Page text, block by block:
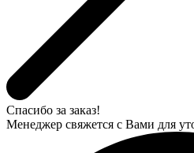
Спасибо за заказ!
Менеджер свяжется с Вами для